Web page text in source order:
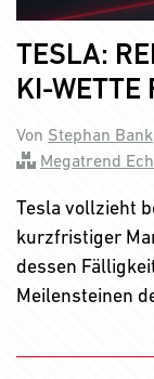
TESLA:
KI-WETTE
Von Stephan Bank
Megatrend
Tesla vollzieht
kurzfristiger
dessen
Meilensteinen